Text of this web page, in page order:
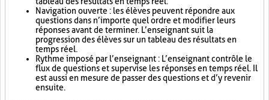
Navigation ouverte : les élèves peuvent répondre aux
questions dans n’importe quel ordre et modifier leurs
réponses avant de terminer. L’enseignant suit la
progression des élèves sur un tableau des résultats en
temps réel.
Rythme imposé par l’enseignant : L’enseignant contrôle le
flux de questions et supervise les réponses en temps réel. Il
est aussi en mesure de passer des questions et d’y revenir
ensuite.